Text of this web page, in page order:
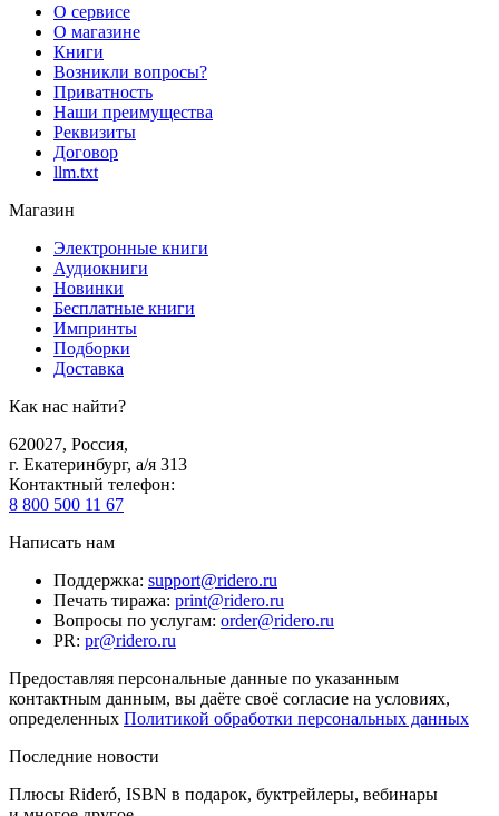
О сервисе
О магазине
Книги
Возникли вопросы?
Приватность
Наши преимущества
Реквизиты
Договор
llm.txt
Магазин
Электронные книги
Аудиокниги
Новинки
Бесплатные книги
Импринты
Подборки
Доставка
Как нас найти?
620027, Россия,
г. Екатеринбург, а/я 313
Контактный телефон:
8 800 500 11 67
Написать нам
Поддержка: support@ridero.ru
Печать тиража: print@ridero.ru
Вопросы по услугам: order@ridero.ru
PR: pr@ridero.ru
Предоставляя персональные данные по указанным
контактным данным, вы даёте своё согласие на условиях,
определенных Политикой обработки персональных данных
Последние новости
Плюсы Rideró, ISBN в подарок, буктрейлеры, вебинары